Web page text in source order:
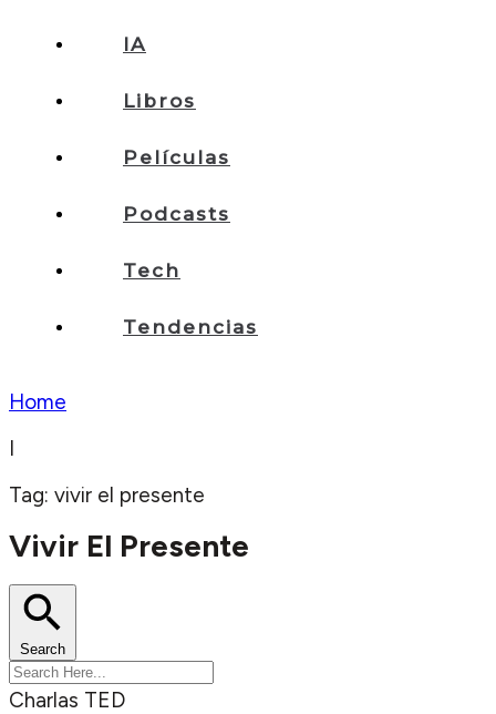
IA
Libros
Películas
Podcasts
Tech
Tendencias
Home
I
Tag: vivir el presente
Vivir El Presente
Search
Charlas TED